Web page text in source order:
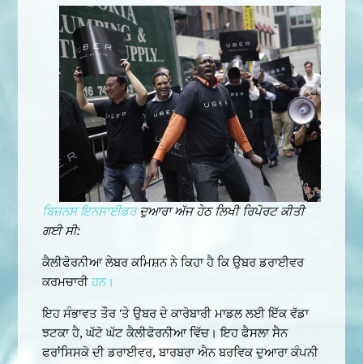
ਬਿਜ਼ਨਸ ਇਨਸਾਈਡਰਦੁਆਰਾ ਅੱਜ ਹੇਠ ਲਿਖੀ ਰਿਪੋਰਟ ਕੀਤੀ
ਗਈ ਸੀ:
ਕੈਲੀਫੋਰਨੀਆ ਲੇਬਰ ਕਮਿਸ਼ਨ ਨੇ ਕਿਹਾ ਹੈ ਕਿ ਉਬਰ ਡਰਾਈਵਰ
ਕਰਮਚਾਰੀਹਨ।
ਇਹ ਸੰਭਾਵਤ ਤੌਰ 'ਤੇ ਉਬਰ ਦੇ ਕਾਰੋਬਾਰੀ ਮਾਡਲ ਲਈ ਇੱਕ ਵੱਡਾ
ਝਟਕਾ ਹੈ, ਘੱਟੋ ਘੱਟ ਕੈਲੀਫੋਰਨੀਆ ਵਿੱਚ। ਇਹ ਫੈਸਲਾ ਸੈਨ
ਫਰਾਂਸਿਸਕੋ ਦੀ ਡਰਾਈਵਰ, ਬਾਰਬਰਾ ਐਨ ਬਰਵਿਕ ਦੁਆਰਾ ਕੰਪਨੀ